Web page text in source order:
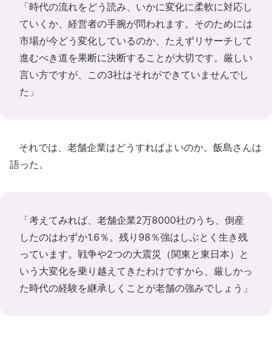
「時代の流れをどう読み、いかに変化に柔軟に対応し
ていくか、経営者の手腕が問われます。そのためには
市場が今どう変化しているのか、たえずリサーチして
進むべき道を果断に決断することが大切です。厳しい
言い方ですが、この3社はそれができていませんでし
た」
それでは、老舗企業はどうすればよいのか。飯島さんは
語った。
「考えてみれば、老舗企業2万8000社のうち、倒産
したのはわずか1.6％。残り98％強はしぶとく生き残
っています。戦争や2つの大震災（関東と東日本）と
いう大変化を乗り越えてきたわけですから、厳しかっ
た時代の経験を継承しくことが老舗の強みでしょう」